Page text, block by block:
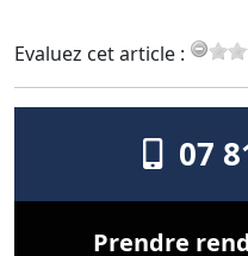
Evaluez cet article :
07
Prendre